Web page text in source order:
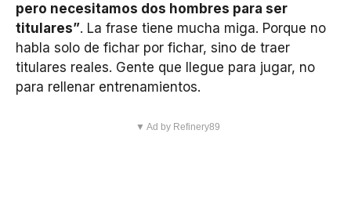
pero necesitamos dos hombres para ser
titulares”. La frase tiene mucha miga. Porque no
habla solo de fichar por fichar, sino de traer
titulares reales. Gente que llegue para jugar, no
para rellenar entrenamientos.
▼ Ad by Refinery89